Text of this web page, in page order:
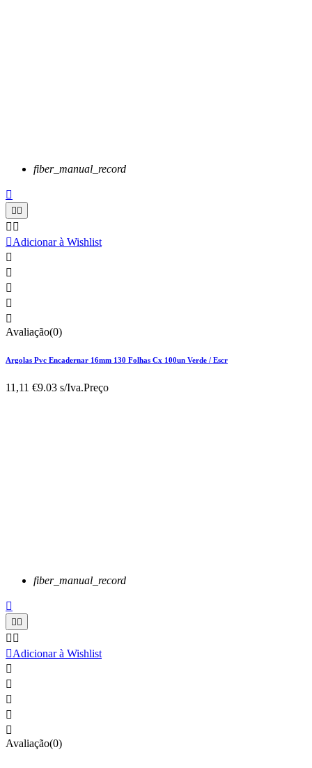
fiber_manual_record

 
 
Adicionar à Wishlist





Avaliação(0)
Argolas Pvc Encadernar 16mm 130 Folhas Cx 100un Verde / Escr
11,11 €9.03 s/Iva.Preço
fiber_manual_record

 
 
Adicionar à Wishlist





Avaliação(0)